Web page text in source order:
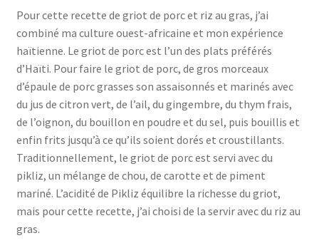
Pour cette recette de griot de porc et riz au gras, j’ai
combiné ma culture ouest-africaine et mon expérience
haïtienne. Le griot de porc est l’un des plats préférés
d’Haïti. Pour faire le griot de porc, de gros morceaux
d’épaule de porc grasses son assaisonnés et marinés avec
du jus de citron vert, de l’ail, du gingembre, du thym frais,
de l’oignon, du bouillon en poudre et du sel, puis bouillis et
enfin frits jusqu’à ce qu’ils soient dorés et croustillants.
Traditionnellement, le griot de porc est servi avec du
pikliz, un mélange de chou, de carotte et de piment
mariné. L’acidité de Pikliz équilibre la richesse du griot,
mais pour cette recette, j’ai choisi de la servir avec du riz au
gras.